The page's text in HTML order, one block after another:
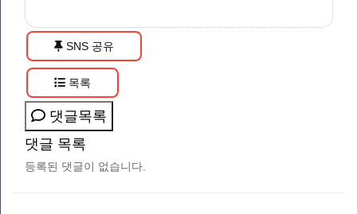
SNS 공유
목록
댓글목록
댓글 목록
등록된 댓글이 없습니다.